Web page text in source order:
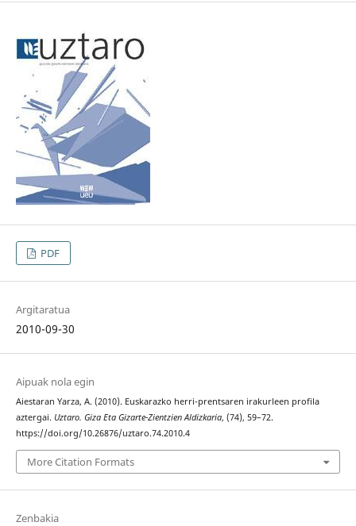
PDF
Argitaratua
2010-09-30
Aipuak nola egin
Aiestaran Yarza, A. (2010). Euskarazko herri-prentsaren irakurleen profila
aztergai. Uztaro. Giza Eta Gizarte-Zientzien Aldizkaria, (74), 59–72.
https://doi.org/10.26876/uztaro.74.2010.4
More Citation Formats
Zenbakia